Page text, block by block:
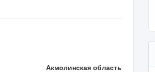
Акмолинская область